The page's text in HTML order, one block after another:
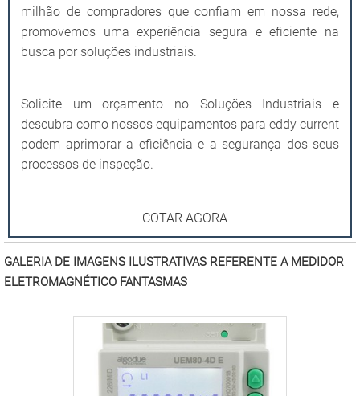
milhão de compradores que confiam em nossa rede,
promovemos uma experiência segura e eficiente na
busca por soluções industriais.
Solicite um orçamento no Soluções Industriais e
descubra como nossos equipamentos para eddy current
podem aprimorar a eficiência e a segurança dos seus
processos de inspeção.
COTAR AGORA
GALERIA DE IMAGENS ILUSTRATIVAS REFERENTE A MEDIDOR
ELETROMAGNÉTICO FANTASMAS